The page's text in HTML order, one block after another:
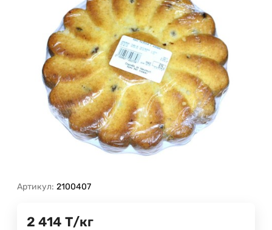
Артикул: 2100407
2 414 Т/кг